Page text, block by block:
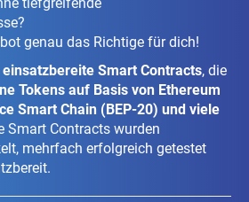
genau das Richtige für dich!
Smart Contracts, die
Tokens auf Basis von Ethereum
Smart Chain (BEP-20) und viele
Smart Contracts wurden
mehrfach erfolgreich getestet